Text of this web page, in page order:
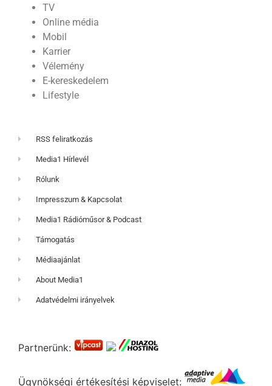
TV
Online média
Mobil
Karrier
Vélemény
E-kereskedelem
Lifestyle
RSS feliratkozás
Media1 Hírlevél
Rólunk
Impresszum & Kapcsolat
Media1 Rádióműsor & Podcast
Támogatás
Médiaajánlat
About Media1
Adatvédelmi irányelvek
Partnerünk:
Ügynökségi értékesítési képviselet: